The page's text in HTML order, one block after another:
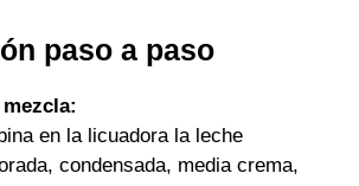
paso a paso
en la licuadora la leche
condensada, media crema,